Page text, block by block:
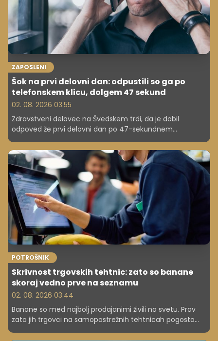
ZAPOSLENI
Šok na prvi delovni dan: odpustili so ga po
telefonskem klicu, dolgem 47 sekund
02. 08. 2026 03.55
Zdravstveni delavec na Švedskem trdi, da je dobil
odpoved že prvi delovni dan po 47-sekundnem
zdravju na delovnem mestu in pravicah zaposlenih.
POTROŠNIK
Skrivnost trgovskih tehtnic: zato so banane
skoraj vedno prve na seznamu
02. 08. 2026 03.44
Banane so med najbolj prodajanimi živili na svetu. Prav
zato jih trgovci na samopostrežnih tehtnicah pogosto